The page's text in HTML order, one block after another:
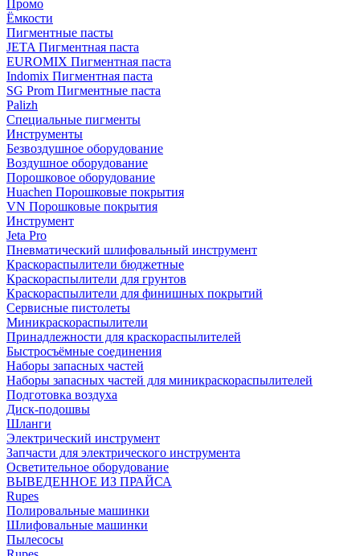
Промо
Ёмкости
Пигментные пасты
JETA Пигментная паста
EUROMIX Пигментная паста
Indomix Пигментная паста
SG Prom Пигментные паста
Palizh
Специальные пигменты
Инструменты
Безвоздушное оборудование
Воздушное оборудование
Порошковое оборудование
Huachen Порошковые покрытия
VN Порошковые покрытия
Инструмент
Jeta Pro
Пневматический шлифовальный инструмент
Краскораспылители бюджетные
Краскораспылители для грунтов
Краскораспылители для финишных покрытий
Сервисные пистолеты
Миникраскораспылители
Принадлежности для краскораспылителей
Быстросъёмные соединения
Наборы запасных частей
Наборы запасных частей для миникраскораспылителей
Подготовка воздуха
Диск-подошвы
Шланги
Электрический инструмент
Запчасти для электрического инструмента
Осветительное оборудование
ВЫВЕДЕННОЕ ИЗ ПРАЙСА
Rupes
Полировальные машинки
Шлифовальные машинки
Пылесосы